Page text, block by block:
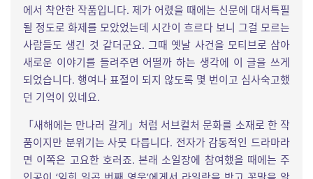
에서 착안한 작품입니다. 제가 어렸을 때에는 신문에 대서특필
될 정도로 화제를 모았었는데 시간이 흐르다 보니 그걸 모르는
사람들도 생긴 것 같더군요. 그때 옛날 사건을 모티브로 삼아
새로운 이야기를 들려주면 어떨까 하는 생각에 이 글을 쓰게
되었습니다. 행여나 표절이 되지 않도록 몇 번이고 심사숙고했
던 기억이 있네요.
「새해에는 만나러 갈게」처럼 서브컬처 문화를 소재로 한 작
품이지만 분위기는 사뭇 다릅니다. 전자가 감동적인 드라마라
면 이쪽은 고요한 호러죠. 본래 소일장에 참여했을 때에는 주